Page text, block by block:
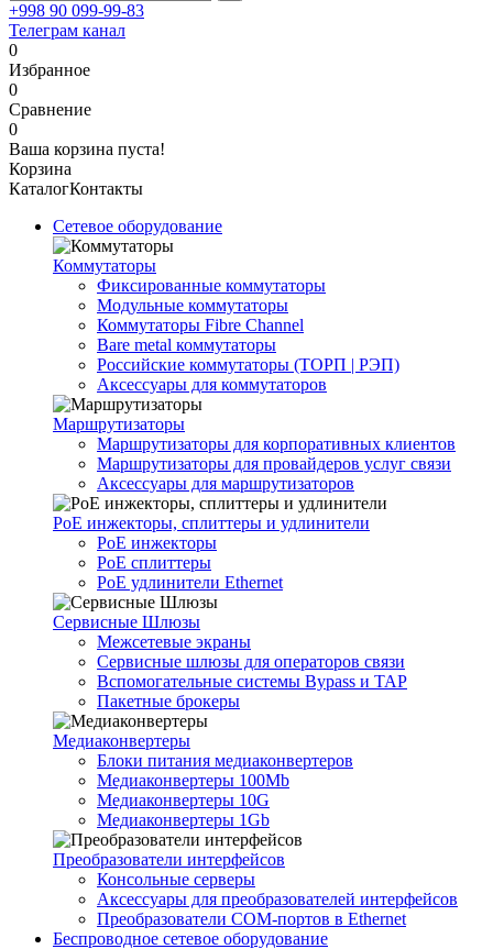
+998 90 099-99-83
Телеграм канал
0
Избранное
0
Сравнение
0
Ваша корзина пуста!
Корзина
КаталогКонтакты
Сетевое оборудование
Коммутаторы
Фиксированные коммутаторы
Модульные коммутаторы
Коммутаторы Fibre Channel
Bare metal коммутаторы
Российские коммутаторы (ТОРП | РЭП)
Аксессуары для коммутаторов
Маршрутизаторы
Маршрутизаторы для корпоративных клиентов
Маршрутизаторы для провайдеров услуг связи
Аксессуары для маршрутизаторов
PoE инжекторы, сплиттеры и удлинители
PoE инжекторы
PoE сплиттеры
PoE удлинители Ethernet
Сервисные Шлюзы
Межсетевые экраны
Сервисные шлюзы для операторов связи
Вспомогательные системы Bypass и TAP
Пакетные брокеры
Медиаконвертеры
Блоки питания медиаконвертеров
Медиаконвертеры 100Mb
Медиаконвертеры 10G
Медиаконвертеры 1Gb
Преобразователи интерфейсов
Консольные серверы
Аксессуары для преобразователей интерфейсов
Преобразователи COM-портов в Ethernet
Беспроводное сетевое оборудование